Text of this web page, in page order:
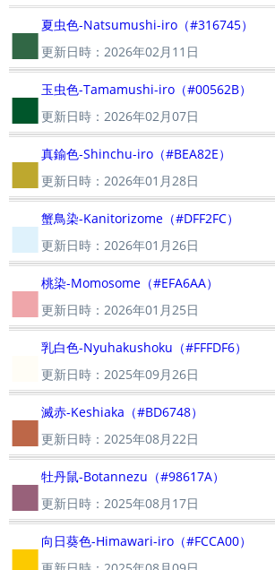
■ 夏虫色-Natsumushi-iro（#316745）
更新日時：2026年02月11日
■ 玉虫色-Tamamushi-iro（#00562B）
更新日時：2026年02月07日
■真鍮色-Shinchu-iro（#BEA82E）
更新日時：2026年01月28日
■ 蟹鳥染-Kanitorizome（#DFF2FC）
更新日時：2026年01月26日
■桃染-Momosome（#EFA6AA）
更新日時：2026年01月25日
乳白色-Nyuhakushoku（#FFFDF6）
更新日時：2025年09月26日
■滅赤-Keshiaka（#BD6748）
更新日時：2025年08月22日
■牡丹鼠-Botannezu（#98617A）
更新日時：2025年08月17日
向日葵色-Himawari-iro（#FCCA00）